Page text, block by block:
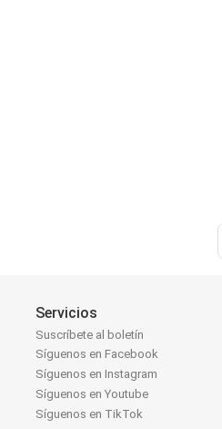
Servicios
Suscríbete al boletín
Síguenos en Facebook
Síguenos en Instagram
Síguenos en Youtube
Síguenos en TikTok